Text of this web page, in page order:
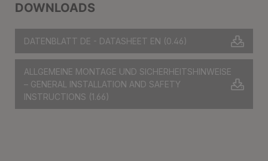
DOWNLOADS
DATENBLATT DE - DATASHEET EN (0.46)
ALLGEMEINE MONTAGE UND SICHERHEITSHINWEISE
– GENERAL INSTALLATION AND SAFETY
INSTRUCTIONS (1.66)